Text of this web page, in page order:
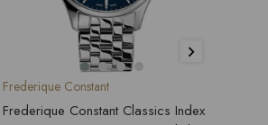
Frederique Constant
Frederique Constant Classics Index